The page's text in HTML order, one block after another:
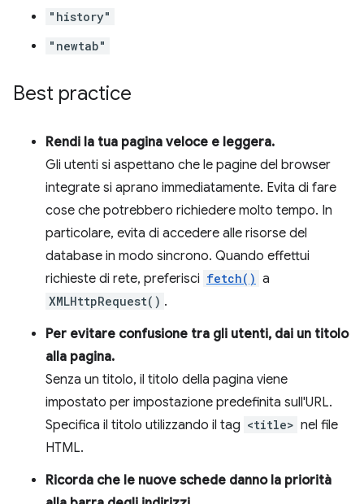
"history"
"newtab"
Best practice
Rendi la tua pagina veloce e leggera.
Gli utenti si aspettano che le pagine del browser
integrate si aprano immediatamente. Evita di fare
cose che potrebbero richiedere molto tempo. In
particolare, evita di accedere alle risorse del
database in modo sincrono. Quando effettui
richieste di rete, preferisci fetch() a
XMLHttpRequest() .
Per evitare confusione tra gli utenti, dai un titolo
alla pagina.
Senza un titolo, il titolo della pagina viene
impostato per impostazione predefinita sull'URL.
Specifica il titolo utilizzando il tag <title> nel file
HTML.
Ricorda che le nuove schede danno la priorità